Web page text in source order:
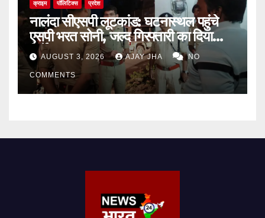
क्राइम पॉलिटिक्स प्रदेश
नालंदा सीएसपी लूटकांड: घटनास्थल पहुंचे
एसपी भरत सोनी, जल्द गिरफ्तारी का दिया
निर्देश
AUGUST 3, 2026 AJAY JHA NO
COMMENTS